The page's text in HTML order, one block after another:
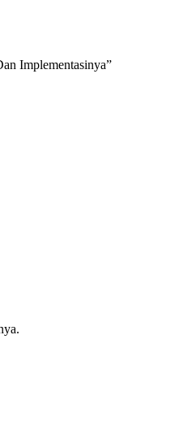
Implementasinya”